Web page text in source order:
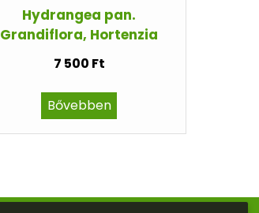
Hydrangea pan.
Grandiflora, Hortenzia
7 500 Ft
Bővebben